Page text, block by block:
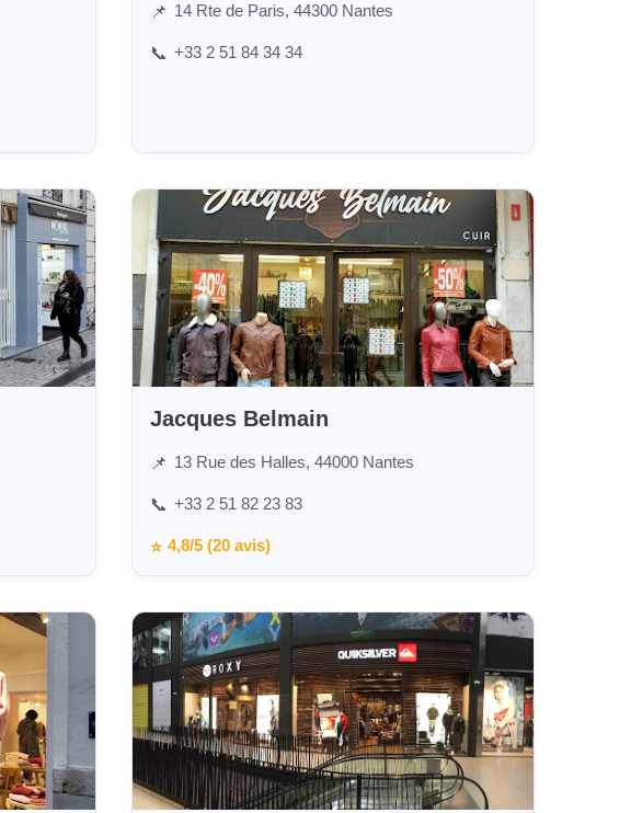
📌 14 Rte de Paris, 44300 Nantes
📞 +33 2 51 84 34 34
Jacques Belmain
📌 13 Rue des Halles, 44000 Nantes
📞 +33 2 51 82 23 83
⭐ 4,8/5 (20 avis)